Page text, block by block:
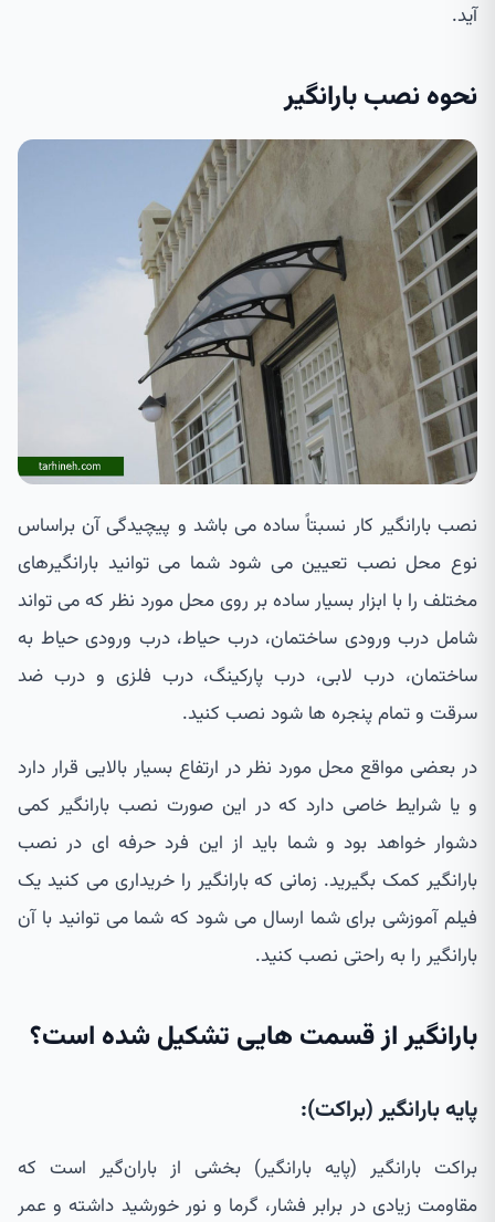
آید.
نحوه نصب بارانگیر
نصب بارانگیر کار نسبتاً ساده می باشد و پیچیدگی آن براساس
نوع محل نصب تعیین می شود شما می توانید بارانگیرهای
مختلف را با ابزار بسیار ساده بر روی محل مورد نظر که می تواند
شامل درب ورودی ساختمان، درب حیاط، درب ورودی حیاط به
ساختمان، درب لابی، درب پارکینگ، درب فلزی و درب ضد
سرقت و تمام پنجره ها شود نصب کنید.
در بعضی مواقع محل مورد نظر در ارتفاع بسیار بالایی قرار دارد
و یا شرایط خاصی دارد که در این صورت نصب بارانگیر کمی
دشوار خواهد بود و شما باید از این فرد حرفه ای در نصب
بارانگیر کمک بگیرید. زمانی که بارانگیر را خریداری می کنید یک
فیلم آموزشی برای شما ارسال می شود که شما می توانید با آن
بارانگیر را به راحتی نصب کنید.
بارانگیر از قسمت هایی تشکیل شده است؟
پایه بارانگیر (براکت):
براکت بارانگیر (پایه بارانگیر) بخشی از باران‌گیر است که
مقاومت زیادی در برابر فشار، گرما و نور خورشید داشته و عمر